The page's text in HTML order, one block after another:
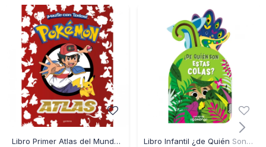
Libro Primer Atlas del Mundo Pokémon Libro Infantil ¿de Quién Son Estas Colas?